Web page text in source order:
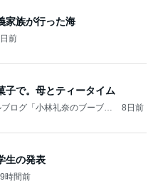
家族が行った海
前
子で。母とティータイム
ログ「小林礼奈のブーブー
8日前
生の発表
時間前